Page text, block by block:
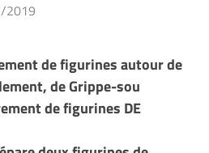
2019
de figurines autour de
de Grippe-sou
de figurines DE